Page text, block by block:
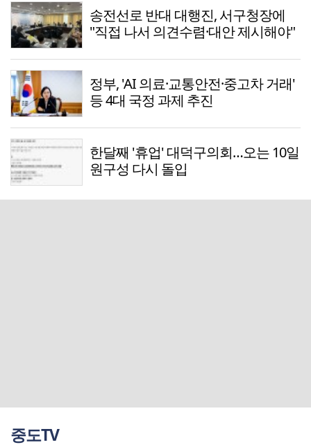
송전선로 반대 대행진, 서구청장에
"직접 나서 의견수렴·대안 제시해야"
정부, 'AI 의료·교통안전·중고차 거래'
등 4대 국정 과제 추진
한달째 '휴업' 대덕구의회…오는 10일
원구성 다시 돌입
중도TV